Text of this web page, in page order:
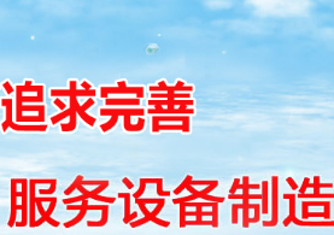
蜂窝板机械生产线
PVC贴面板生产线
石膏板冲孔机
面石膏板生产设备
动上料搅拌车
机器发货